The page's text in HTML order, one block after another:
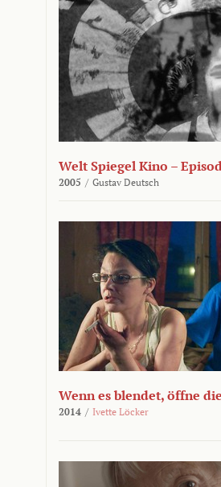
Welt Spiegel Kino –
2005 / Gustav Deutsch
Wenn es blendet, öffne
2014 / Ivette Löcker